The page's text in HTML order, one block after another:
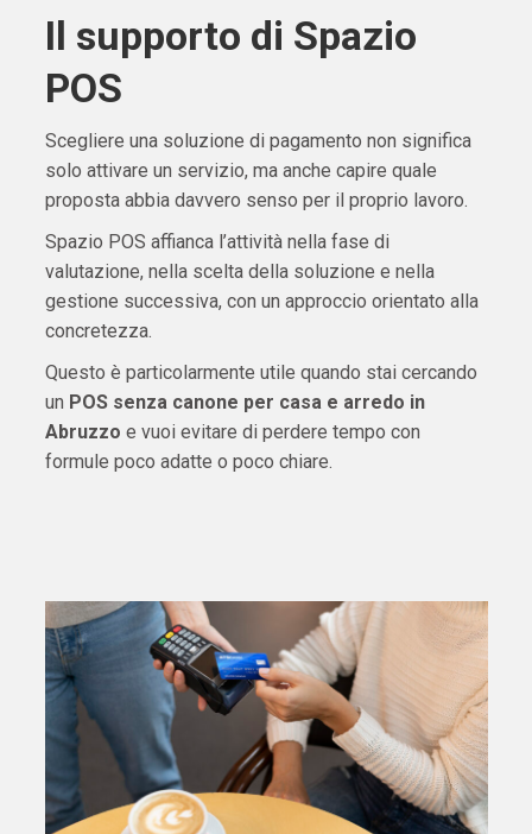
Il supporto di Spazio
POS
Scegliere una soluzione di pagamento non significa
solo attivare un servizio, ma anche capire quale
proposta abbia davvero senso per il proprio lavoro.
Spazio POS affianca l’attività nella fase di
valutazione, nella scelta della soluzione e nella
gestione successiva, con un approccio orientato alla
concretezza.
Questo è particolarmente utile quando stai cercando
un POS senza canone per casa e arredo in
Abruzzo e vuoi evitare di perdere tempo con
formule poco adatte o poco chiare.